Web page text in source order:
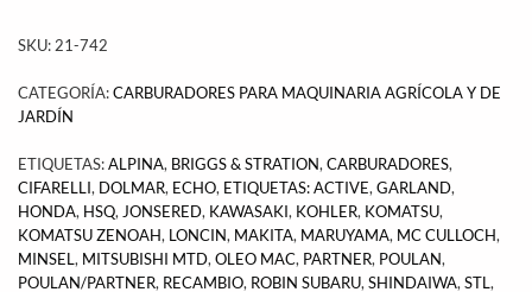
SKU: 21-742
CATEGORÍA:CARBURADORES PARA MAQUINARIA AGRÍCOLA Y DE
JARDÍN
ETIQUETAS:ALPINA, BRIGGS & STRATION, CARBURADORES,
CIFARELLI, DOLMAR, ECHO, ETIQUETAS: ACTIVE, GARLAND,
HONDA, HSQ, JONSERED, KAWASAKI, KOHLER, KOMATSU,
KOMATSU ZENOAH, LONCIN, MAKITA, MARUYAMA, MC CULLOCH,
MINSEL, MITSUBISHI MTD, OLEO MAC, PARTNER, POULAN,
POULAN/PARTNER, RECAMBIO, ROBIN SUBARU, SHINDAIWA, STL,